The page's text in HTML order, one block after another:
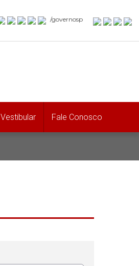
/governosp
Vestibular Fale Conosco